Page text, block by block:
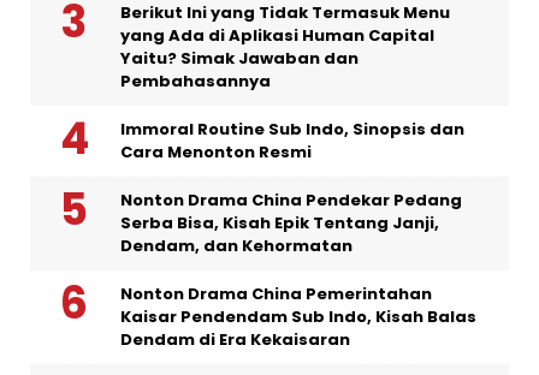
Berikut Ini yang Tidak Termasuk Menu
yang Ada di Aplikasi Human Capital
Yaitu? Simak Jawaban dan
Pembahasannya
Immoral Routine Sub Indo, Sinopsis dan
Cara Menonton Resmi
Nonton Drama China Pendekar Pedang
Serba Bisa, Kisah Epik Tentang Janji,
Dendam, dan Kehormatan
Nonton Drama China Pemerintahan
Kaisar Pendendam Sub Indo, Kisah Balas
Dendam di Era Kekaisaran